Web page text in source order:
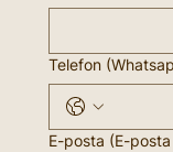
Telefon
E-posta (E-